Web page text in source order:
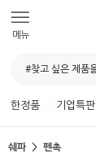
메뉴
한정품 기업특판
쉐파 펜촉